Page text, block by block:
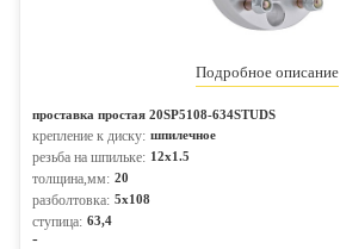
Подробное описание
проставка простая 20SP5108-634STUDS
крепление к диску: шпилечное
резьба на шпильке: 12x1.5
толщина,мм: 20
разболтовка: 5x108
ступица: 63,4
-